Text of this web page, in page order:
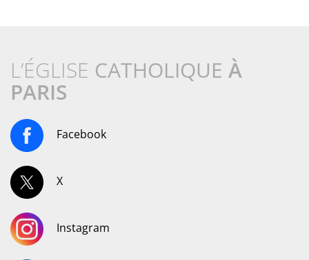
L’ÉGLISE CATHOLIQUE À
PARIS
Facebook
X
Instagram